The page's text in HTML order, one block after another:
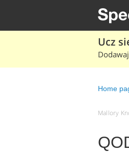
Ucz
Home
Mallory